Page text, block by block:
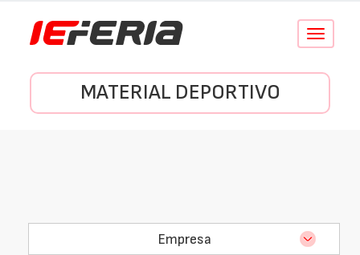
Conmutar
MATERIAL DEPORTIVO
Empresa